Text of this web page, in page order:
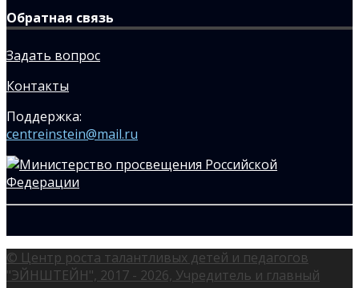
Обратная связь
Задать вопрос
Контакты
Поддержка:
centreinstein@mail.ru
© Центр роста талантливых детей и педагогов
"ЭЙНШТЕЙН", 2017 - 2026, Учредитель и главный